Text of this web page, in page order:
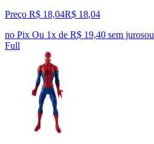
Preço R$ 18,04R$ 18,04
no Pix Ou 1x de R$ 19,40 sem jurosou
Full